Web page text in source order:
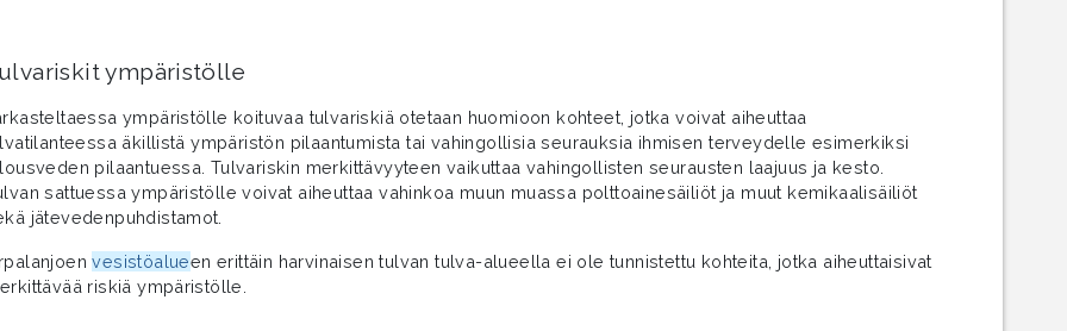
ympäristölle
ympäristölle koituvaa tulvariskiä otetaan huomioon kohteet, jotka voivat aiheuttaa
äkillistä ympäristön pilaantumista tai vahingollisia seurauksia ihmisen terveydelle esimerkiksi
pilaantuessa. Tulvariskin merkittävyyteen vaikuttaa vahingollisten seurausten laajuus ja kesto.
sattuessa ympäristölle voivat aiheuttaa vahinkoa muun muassa polttoainesäiliöt ja muut kemikaalisäiliöt
jätevedenpuhdistamot.
vesistöalueen erittäin harvinaisen tulvan tulva-alueella ei ole tunnistettu kohteita, jotka aiheuttaisivat
riskiä ympäristölle.